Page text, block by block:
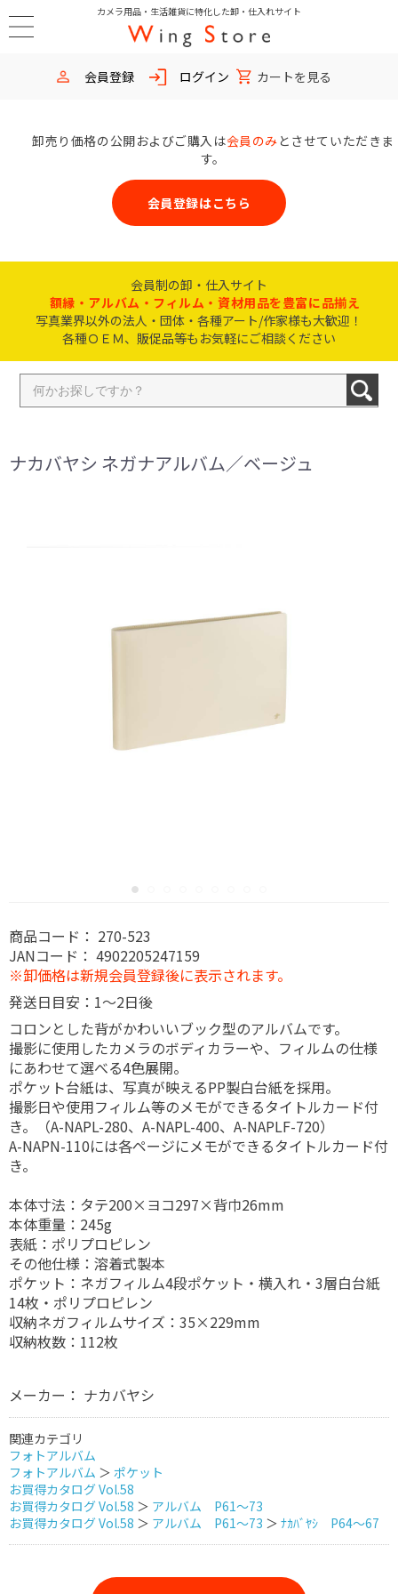
カメラ用品・生活雑貨に特化した卸・仕入れサイト
会員登録 ログイン カートを見る
卸売り価格の公開およびご購入は会員のみ とさせていただきま
す。
会員登録はこちら
会員制の卸・仕入サイト
額縁・アルバム・フィルム・資材用品を豊富に品揃え
写真業界以外の法人・団体・各種アート/作家様も大歓迎！
各種ＯＥＭ、販促品等もお気軽にご相談ください
ナカバヤシ ネガナアルバム／ベージュ
商品コード： 270-523
JANコード： 4902205247159
※卸価格は新規会員登録後に表示されます。
発送日目安：1～2日後
コロンとした背がかわいいブック型のアルバムです。
撮影に使用したカメラのボディカラーや、フィルムの仕様
にあわせて選べる4色展開。
ポケット台紙は、写真が映えるPP製白台紙を採用。
撮影日や使用フィルム等のメモができるタイトルカード付
き。（A-NAPL-280、A-NAPL-400、A-NAPLF-720）
A-NAPN-110には各ページにメモができるタイトルカード付
き。
本体寸法：タテ200×ヨコ297×背巾26mm
本体重量：245g
表紙：ポリプロピレン
その他仕様：溶着式製本
ポケット：ネガフィルム4段ポケット・横入れ・3層白台紙
14枚・ポリプロピレン
収納ネガフィルムサイズ：35×229mm
収納枚数：112枚
メーカー： ナカバヤシ
関連カテゴリ
フォトアルバム
フォトアルバム ＞ ポケット
お買得カタログ Vol.58
お買得カタログ Vol.58 ＞ アルバム P61～73
お買得カタログ Vol.58 ＞ アルバム P61～73 ＞ ﾅｶﾊﾞﾔｼ P64～67